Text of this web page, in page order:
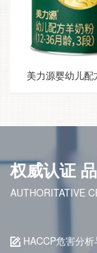
美力源婴幼儿配
权威认证
AUTHORITATIVE
HACCP危害分